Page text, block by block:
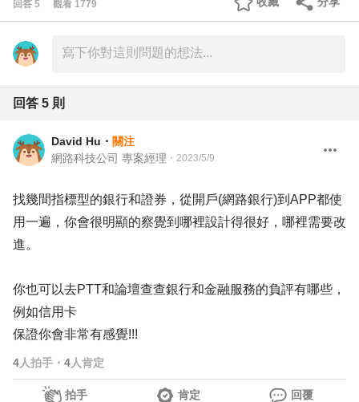
回答 5 觀看 1779
回答 5 則
David Hu ・ 關注
網路科技公司 專案經理 ・ 2023/5/9
找幾間指標型的銀行和證券，從開戶(網路銀行)到APP都使
用一遍，你會很明顯的察覺到哪裡設計得很好，哪裡需要改
進。
你也可以去PTT和論壇查查銀行和金融服務的負評有哪些，
例如信用卡
保證你會非常有感覺!!!
4人拍手 ・ 4人肯定
拍手 肯定 回覆